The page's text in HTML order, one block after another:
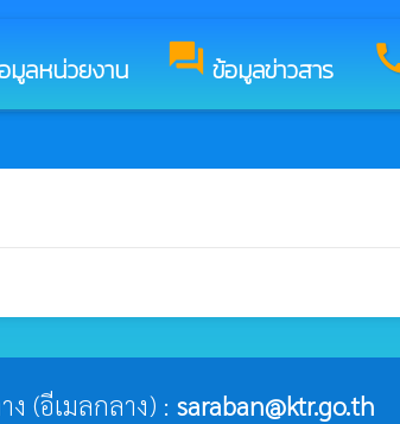
มูลหน่วยงาน forum ข้อมูลข่าวสาร
หารส่วนตำบลกันทรารมย์
(อีเมลกลาง) : saraban@ktr.go.th